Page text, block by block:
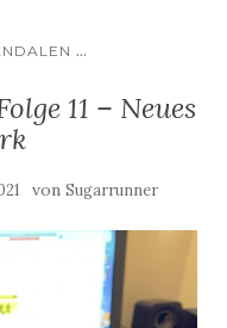
...
11 – Neues
von Sugarrunner